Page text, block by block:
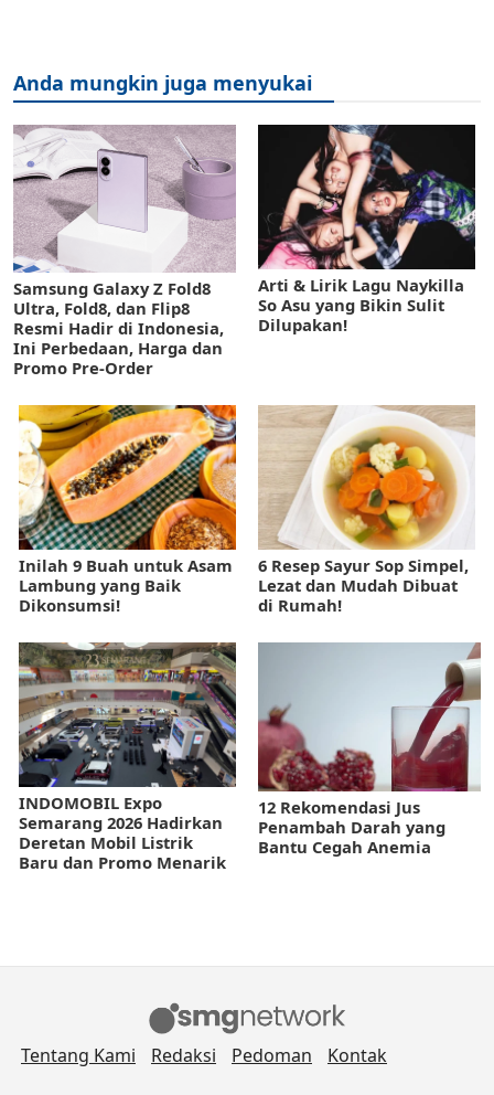
Anda mungkin juga menyukai
Samsung Galaxy Z Fold8
Ultra, Fold8, dan Flip8
Resmi Hadir di Indonesia,
Ini Perbedaan, Harga dan
Promo Pre-Order
Arti & Lirik Lagu Naykilla
So Asu yang Bikin Sulit
Dilupakan!
Inilah 9 Buah untuk Asam
Lambung yang Baik
Dikonsumsi!
6 Resep Sayur Sop Simpel,
Lezat dan Mudah Dibuat
di Rumah!
INDOMOBIL Expo
Semarang 2026 Hadirkan
Deretan Mobil Listrik
Baru dan Promo Menarik
12 Rekomendasi Jus
Penambah Darah yang
Bantu Cegah Anemia
Tentang Kami Redaksi Pedoman Kontak